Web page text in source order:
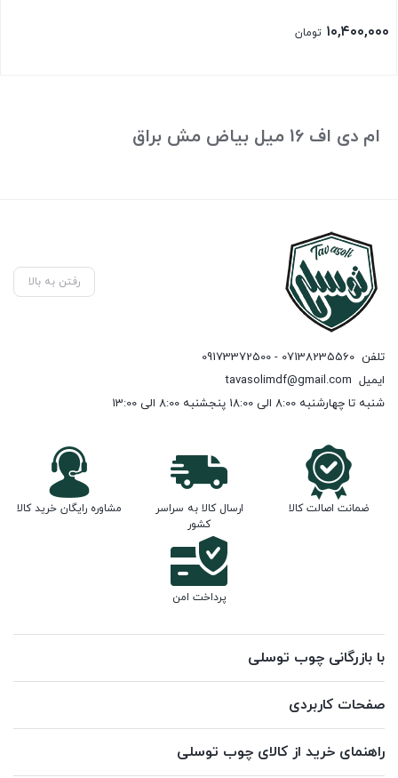
۱۰,۴۰۰,۰۰۰ تومان
ام دی اف 16 میل بیاض مش براق
رفتن به بالا
تلفن 07138235560 - 09173372500
ایمیل tavasolimdf@gmail.com
شنبه تا چهارشنبه 8:00 الی 18:00 پنجشنبه 8:00 الی 13:00
ضمانت اصالت کالا
ارسال کالا به سراسر
کشور
مشاوره رایگان خرید کالا
پرداخت امن
با بازرگانی چوب توسلی
صفحات کاربردی
راهنمای خرید از کالای چوب توسلی